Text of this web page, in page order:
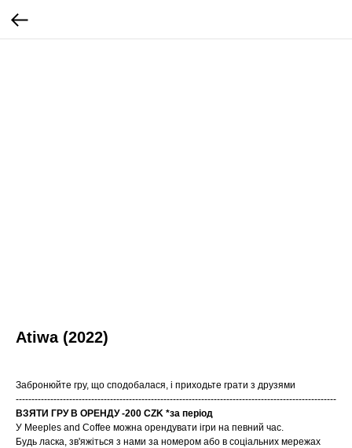
Atiwa (2022)
Забронюйте гру, що сподобалася, і приходьте грати з друзями
------------------------------------------------------------------------------------------------------
ВЗЯТИ ГРУ В ОРЕНДУ -200 CZK *за період
У Meeples and Coffee можна орендувати ігри на певний час.
Будь ласка, зв'яжіться з нами за номером або в соціальних мережах